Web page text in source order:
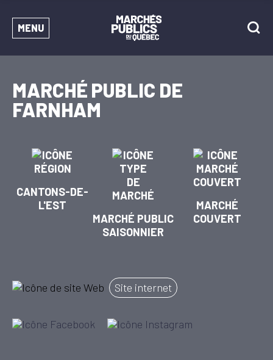
MENU
MARCHÉ PUBLIC DE
FARNHAM
CANTONS-DE-
L'EST
MARCHÉ PUBLIC
SAISONNIER
MARCHÉ
COUVERT
Site internet